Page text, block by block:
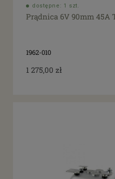
dostępne: 1 szt.
Prądnica 6V 90mm 45A
1962-010
1 275,00 zł